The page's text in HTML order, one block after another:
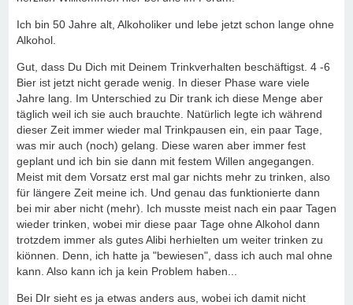
Ich bin 50 Jahre alt, Alkoholiker und lebe jetzt schon lange ohne
Alkohol.
Gut, dass Du Dich mit Deinem Trinkverhalten beschäftigst. 4 -6
Bier ist jetzt nicht gerade wenig. In dieser Phase ware viele
Jahre lang. Im Unterschied zu Dir trank ich diese Menge aber
täglich weil ich sie auch brauchte. Natürlich legte ich während
dieser Zeit immer wieder mal Trinkpausen ein, ein paar Tage,
was mir auch (noch) gelang. Diese waren aber immer fest
geplant und ich bin sie dann mit festem Willen angegangen.
Meist mit dem Vorsatz erst mal gar nichts mehr zu trinken, also
für längere Zeit meine ich. Und genau das funktionierte dann
bei mir aber nicht (mehr). Ich musste meist nach ein paar Tagen
wieder trinken, wobei mir diese paar Tage ohne Alkohol dann
trotzdem immer als gutes Alibi herhielten um weiter trinken zu
kiönnen. Denn, ich hatte ja "bewiesen", dass ich auch mal ohne
kann. Also kann ich ja kein Problem haben...
Bei DIr sieht es ja etwas anders aus, wobei ich damit nicht